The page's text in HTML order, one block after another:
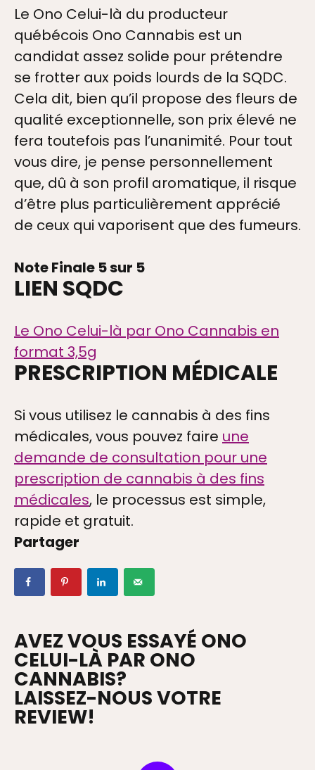
+ VIDEOS
PROTECTION
AVEC NOUS
Le Ono Celui-là du producteur
québécois Ono Cannabis est un
candidat assez solide pour prétendre
se frotter aux poids lourds de la SQDC.
Cela dit, bien qu’il propose des fleurs de
qualité exceptionnelle, son prix élevé ne
fera toutefois pas l’unanimité. Pour tout
vous dire, je pense personnellement
que, dû à son profil aromatique, il risque
d’être plus particulièrement apprécié
de ceux qui vaporisent que des fumeurs.
Note Finale 5 sur 5
LIEN SQDC
Le Ono Celui-là par Ono Cannabis en
format 3,5g
PRESCRIPTION MÉDICALE
Si vous utilisez le cannabis à des fins
médicales, vous pouvez faire une
demande de consultation pour une
prescription de cannabis à des fins
médicales, le processus est simple,
rapide et gratuit.
Partager
AVEZ VOUS ESSAYÉ ONO
CELUI-LÀ PAR ONO
CANNABIS?
LAISSEZ-NOUS VOTRE
REVIEW!